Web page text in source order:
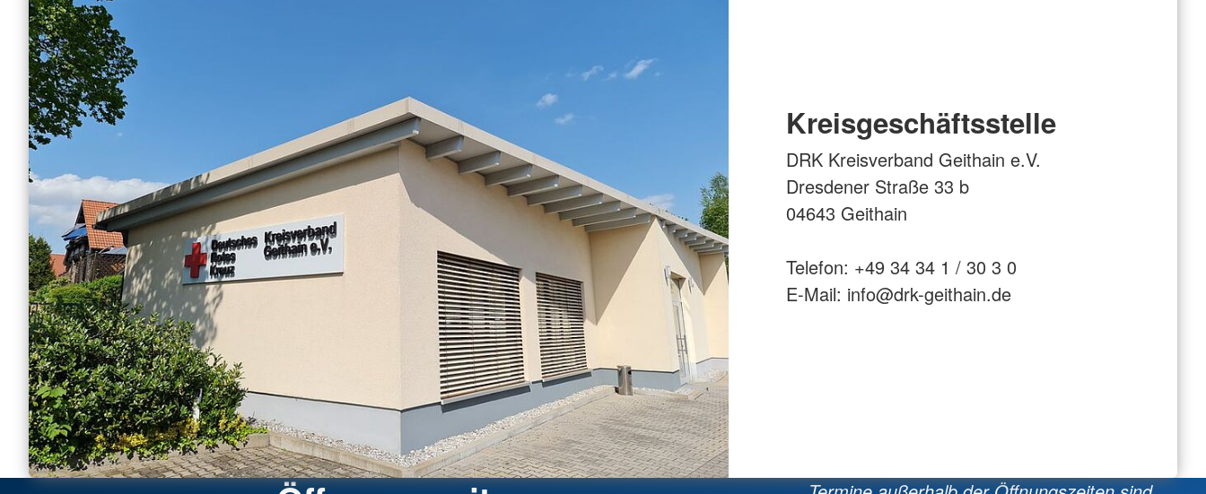
Kreisgeschäftsstelle
DRK Kreisverband Geithain e.V.
Dresdener Straße 33 b
04643 Geithain
Telefon: +49 34 34 1 / 30 3 0
E-Mail: info@drk-geithain.de